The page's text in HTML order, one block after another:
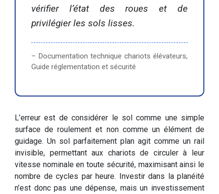
vérifier l’état des roues et de
privilégier les sols lisses.
– Documentation technique chariots élévateurs,
Guide réglementation et sécurité
L’erreur est de considérer le sol comme une simple
surface de roulement et non comme un élément de
guidage. Un sol parfaitement plan agit comme un rail
invisible, permettant aux chariots de circuler à leur
vitesse nominale en toute sécurité, maximisant ainsi le
nombre de cycles par heure. Investir dans la planéité
n’est donc pas une dépense, mais un investissement